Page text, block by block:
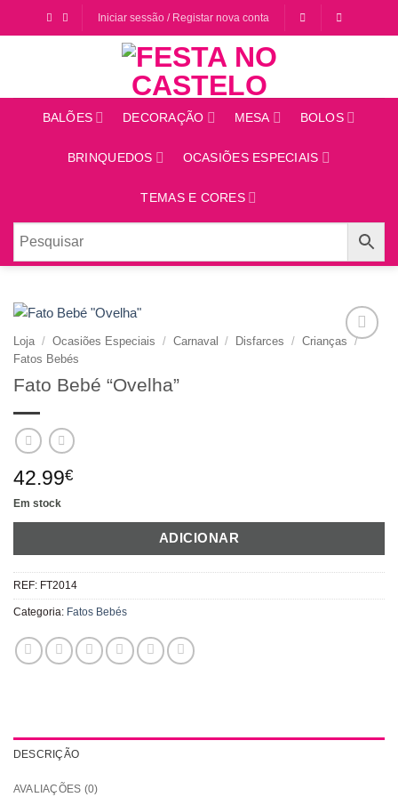
Iniciar sessão / Registar nova conta
BALÕES DECORAÇÃO MESA BOLOS
BRINQUEDOS OCASIÕES ESPECIAIS
TEMAS E CORES
Loja / Ocasiões Especiais / Carnaval / Disfarces / Crianças /
Fatos Bebés
Fato Bebé “Ovelha”
42.99€
Em stock
ADICIONAR
REF: FT2014
Categoria: Fatos Bebés
DESCRIÇÃO
AVALIAÇÕES (0)